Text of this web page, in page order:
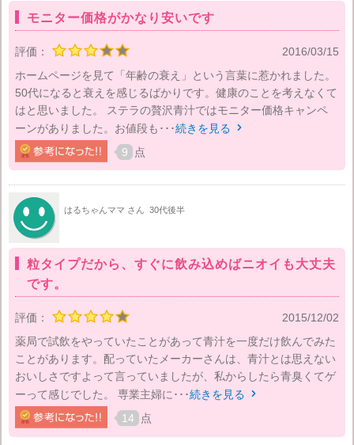
モニター価格がかなり安いです
評価：
2016/03/15
ホームページを見て「年齢の衰え」という言葉に惹かれました。
50代になると衰えを感じるばかりです。健康のことを考えなくて
はと思いました。 ステラの贅沢青汁ではモニター価格キャンペ
ーンがありました。お値段も･･･続きを見る 
9 点
はるちゃんママ さん 30代後半
粒タイプだから、すぐに飲み込めばニオイも大丈夫
です。
評価：
2015/12/02
薬局で試飲をやっていたことがあって青汁を一度だけ飲んでみた
ことがあります。配っていたメーカーさんは、青汁とは思えない
おいしさですよって言っていましたが、私からしたら青臭くてゲ
ーって感じでした。 専業主婦に･･･続きを見る 
14 点